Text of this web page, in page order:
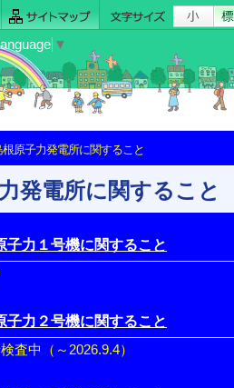
▼
根原子力発電所に関すること
発電所に関すること
子力１号機に関すること
子力２号機に関すること
査中（～2026.9.4）